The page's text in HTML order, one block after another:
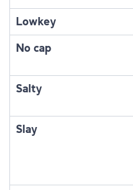
Lowkey
No cap
Salty
Slay